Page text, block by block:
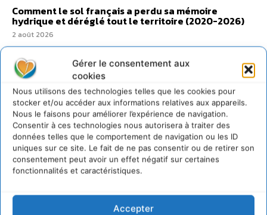
Gérer le consentement aux
cookies
Nous utilisons des technologies telles que les cookies pour
stocker et/ou accéder aux informations relatives aux appareils.
Nous le faisons pour améliorer l’expérience de navigation.
Consentir à ces technologies nous autorisera à traiter des
données telles que le comportement de navigation ou les ID
uniques sur ce site. Le fait de ne pas consentir ou de retirer son
consentement peut avoir un effet négatif sur certaines
fonctionnalités et caractéristiques.
Accepter
Comment le sol français a perdu sa mémoire
hydrique et déréglé tout le territoire (2020-2026)
2 août 2026
@cdurableinfo
273Suiveurs
Suivre